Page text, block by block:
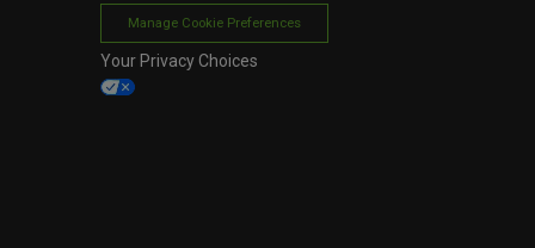
Manage Cookie Preferences
Your Privacy Choices